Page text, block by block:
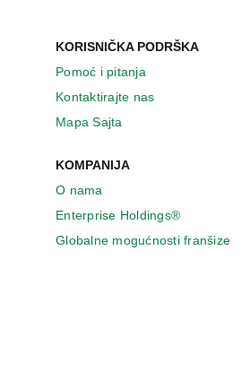
KORISNIČKA PODRŠKA
Pomoć i pitanja
Kontaktirajte nas
Mapa Sajta
KOMPANIJA
O nama
Enterprise Holdings®
Globalne mogućnosti franšize